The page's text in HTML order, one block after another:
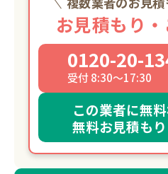
お見積もり
0120-20-
受付 8:30～17:30
この業者に無料
無料お見積もり